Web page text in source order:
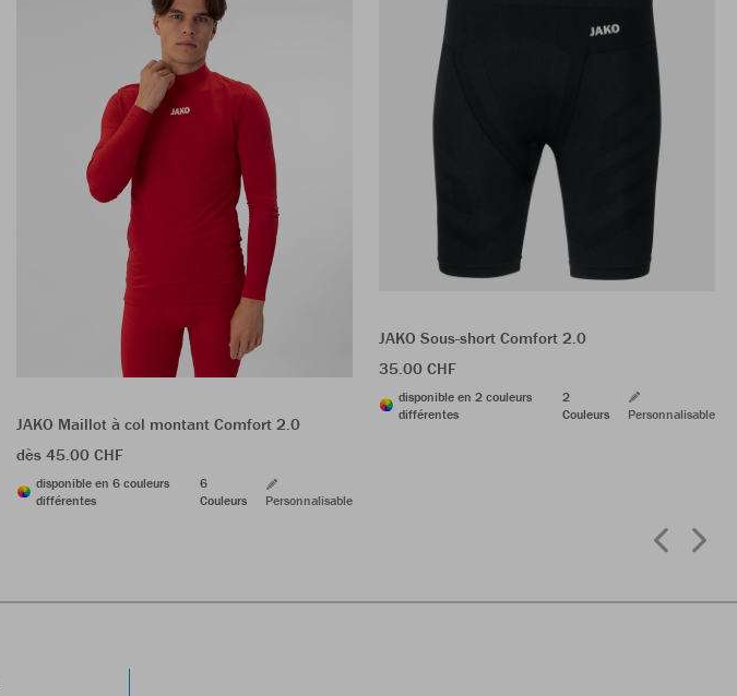
JAKO Maillot à col montant Comfort 2.0
dès 45.00 CHF
disponible en 6 couleurs
différentes
6
Couleurs
Personnalisable
JAKO Sous-short Comfort 2.0
35.00 CHF
disponible en 2 couleurs
différentes
2
Couleurs
Personnalisable